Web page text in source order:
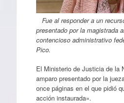
Fue al responder a un
presentado por la magistrada
contencioso administrativo
Pico.
El Ministerio de Justicia de la
amparo presentado por la
once páginas en el que pidió
acción instaurada».